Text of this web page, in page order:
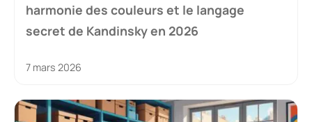
harmonie des couleurs et le langage
secret de Kandinsky en 2026
7 mars 2026